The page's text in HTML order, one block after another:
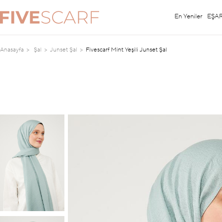
En Yeniler
Anasayfa Şal Junset Şal Fivescarf Mint Yeşili Junset Şal